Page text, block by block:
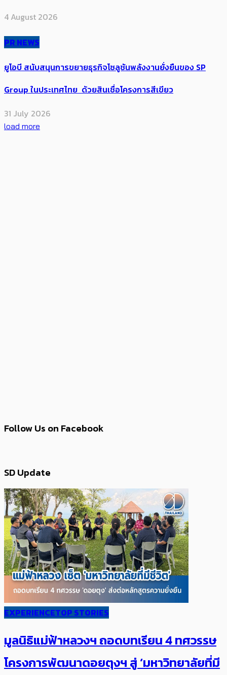
4 August 2026
PR NEWS
ยูโอบี สนับสนุนการขยายธุรกิจโซลูชันพลังงานยั่งยืนของ SP
Group ในประเทศไทย ด้วยสินเชื่อโครงการสีเขียว
31 July 2026
load more
Follow Us on Facebook
SD Update
EXPERIENCETOP STORIES
มูลนิธิแม่ฟ้าหลวงฯ ถอดบทเรียน 4 ทศวรรษ
โครงการพัฒนาดอยตุงฯ สู่ ‘มหาวิทยาลัยที่มี